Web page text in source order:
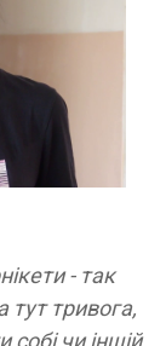
- так
тут тривога,
чи іншій